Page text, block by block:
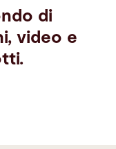
di
video e